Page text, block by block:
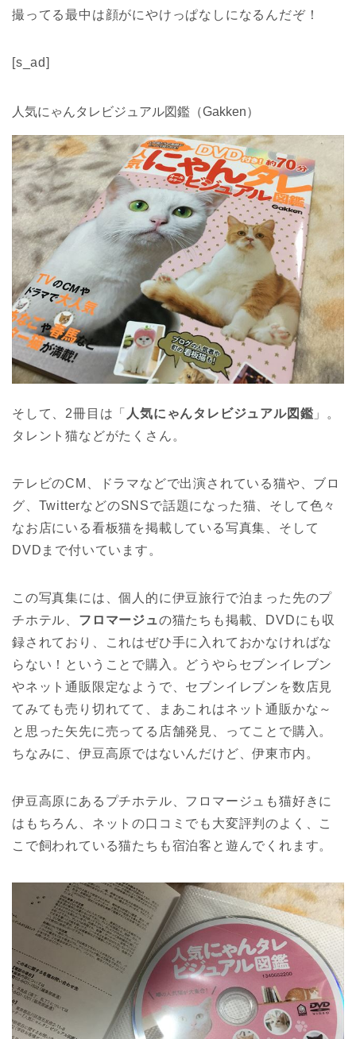
撮ってる最中は顔がにやけっぱなしになるんだぞ！
[s_ad]
人気にゃんタレビジュアル図鑑（Gakken）
そして、2冊目は「 人気にゃんタレビジュアル図鑑 」。
タレント猫などがたくさん。
テレビのCM、ドラマなどで出演されている猫や、ブロ
グ、TwitterなどのSNSで話題になった猫、そして色々
なお店にいる看板猫を掲載している写真集、そして
DVDまで付いています。
この写真集には、個人的に伊豆旅行で泊まった先のプ
チホテル、 フロマージュの猫たちも掲載、DVDにも収
録されており、これはぜひ手に入れておかなければな
らない！ということで購入。どうやらセブンイレブン
やネット通販限定なようで、セブンイレブンを数店見
てみても売り切れてて、まあこれはネット通販かな～
と思った矢先に売ってる店舗発見、ってことで購入。
ちなみに、伊豆高原ではないんだけど、伊東市内。
伊豆高原にあるプチホテル、フロマージュも猫好きに
はもちろん、ネットの口コミでも大変評判のよく、こ
こで飼われている猫たちも宿泊客と遊んでくれます。